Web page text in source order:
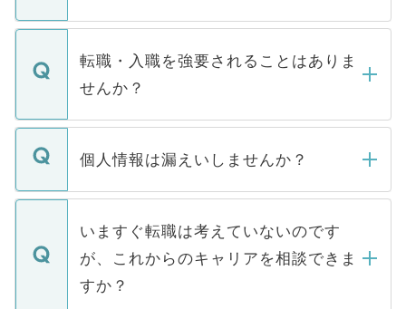
ます。通常、5営業日以内にはご連絡をせて
いただきますので、しばらくお待ちくださ
マイナビDOCTORで取り扱っている求人の
うち約3割は、Webサイトからご覧いただ
けない「非公開求人」です。非公開求人は
下記の理由によって、一般には公開してい
ません。
■応募殺到を避けるため 人気のある医療機
関を公にしてしまうと、応募が殺到する場
に、医療機関が求める条件に合った人材の
みを人材紹介会社に依頼するケースが増え
ています。
転職・入職を強要されることはありま
せんか？
転職・入職を強要することは一切ありませ
ん。また、仮に応募先から内定をいただい
定を承諾する必要はありません。内定先へ
の辞退の連絡はキャリアパートナーが行い
個人情報は漏えいしませんか？
個人情報が漏えいすることはありませんの
で、ご安心ください。当サイトからの登録
などで収集したご登録者様の個人情報は、
ご本人のキャリアアップおよび転職活動の
支援を目的に使用いたします。お預かりし
いますぐ転職は考えていないのです
が、これからのキャリアを相談できま
すか？